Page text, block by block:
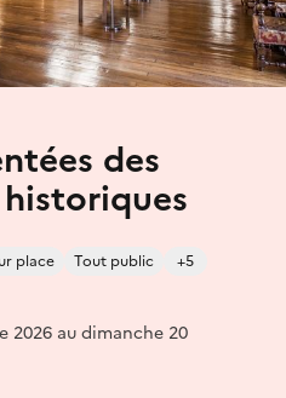
des
place Tout public +5
2026 au dimanche 20